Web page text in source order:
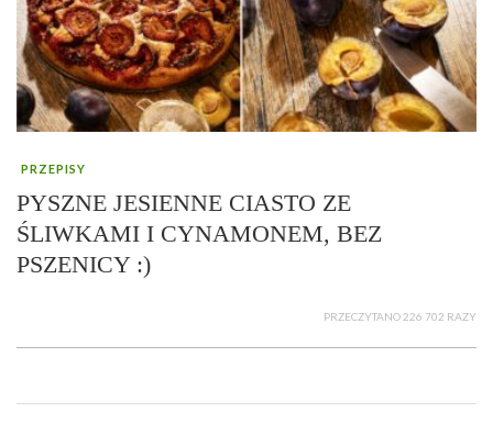
PRZEPISY
PYSZNE JESIENNE CIASTO ZE
ŚLIWKAMI I CYNAMONEM, BEZ
PSZENICY :)
PRZECZYTANO 226 702 RAZY